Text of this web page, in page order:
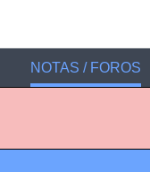
NOTAS / FOROS